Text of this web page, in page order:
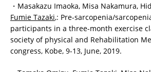
・Masakazu Imaoka, Misa Nakamura,
Fumie Tazaki,: Pre-sarcopenia/
participants in a three-month exercise
society of physical and Rehabilitation
congress, Kobe, 9-13, June, 2019.